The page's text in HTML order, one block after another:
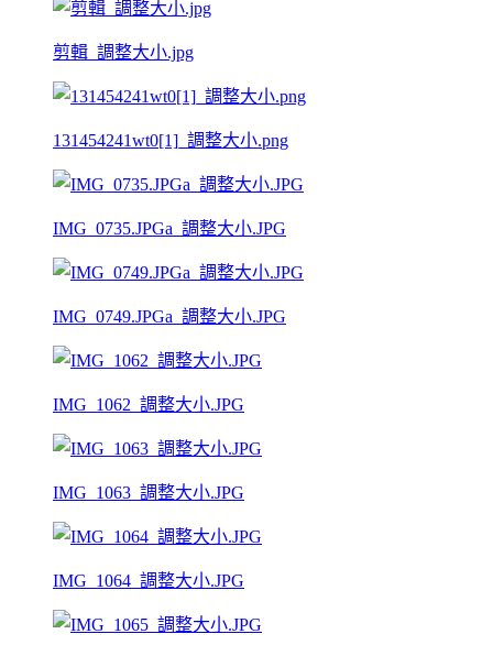
剪輯_調整大小.jpg
131454241wt0[1]_調整大小.png
IMG_0735.JPGa_調整大小.JPG
IMG_0749.JPGa_調整大小.JPG
IMG_1062_調整大小.JPG
IMG_1063_調整大小.JPG
IMG_1064_調整大小.JPG